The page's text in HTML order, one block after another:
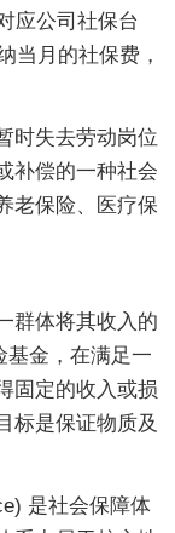
应公司社保台
当月的社保费，
时失去劳动岗位
补偿的一种社会
老保险、医疗保
群体将其收入的
基金，在满足一
固定的收入或损
标是保证物质及
是社会保障体